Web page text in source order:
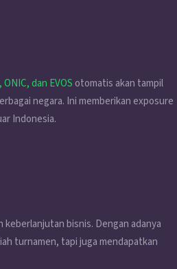
ONIC, dan EVOS otomatis akan tampil
negara. Ini memberikan exposure
Indonesia.
bisnis. Dengan adanya
turnamen, tapi juga mendapatkan